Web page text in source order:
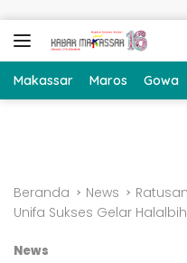
Makassar Maros Gowa
Beranda News
Unifa Sukses Gelar
News